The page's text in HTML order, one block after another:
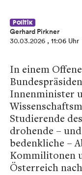
Politik
Gerhard Pirkner
30.03.2026 , 11:06 Uhr
In einem
Innenminister
Studierende
drohende –
bedenkliche –
Kommilitonen
Österreich